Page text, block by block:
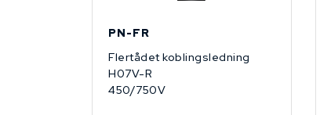
PN-FR
Flertådet koblingsledning
H07V-R
450/750V